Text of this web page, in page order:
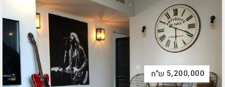
5,200,000 ש"ח